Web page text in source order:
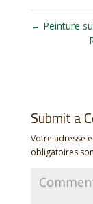
← Peinture
Submit a
Votre adresse
obligatoires